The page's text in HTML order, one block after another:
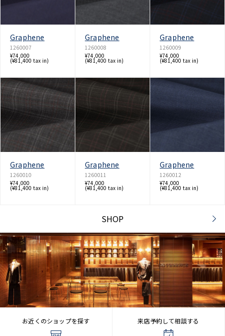
Graphene
1260007
¥74,000
(¥81,400 tax in)
Graphene
1260008
¥74,000
(¥81,400 tax in)
Graphene
1260009
¥74,000
(¥81,400 tax in)
Graphene
1260010
¥74,000
(¥81,400 tax in)
Graphene
1260011
¥74,000
(¥81,400 tax in)
Graphene
1260012
¥74,000
(¥81,400 tax in)
SHOP
お近くのショップを探す 来店予約して相談する